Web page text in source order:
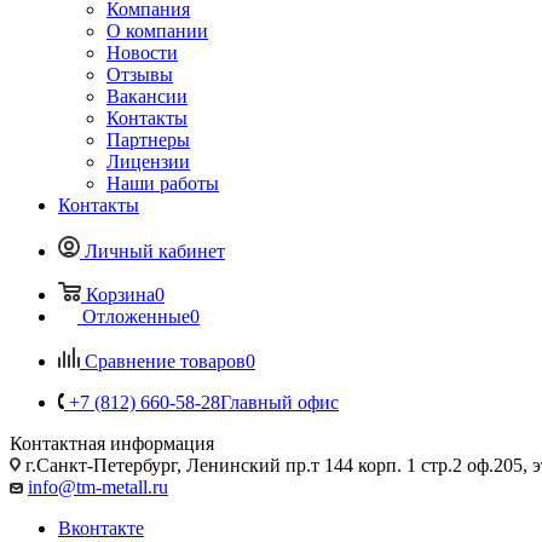
Компания
О компании
Новости
Отзывы
Вакансии
Контакты
Партнеры
Лицензии
Наши работы
Контакты
Личный кабинет
Корзина0
Отложенные0
Сравнение товаров0
+7 (812) 660-58-28Главный офис
Контактная информация
г.Санкт-Петербург, Ленинский пр.т 144 корп. 1 стр.2 оф.205,
info@tm-metall.ru
Вконтакте